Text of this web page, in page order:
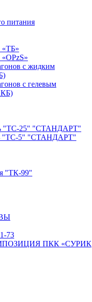
питания
«ТБ»
с жидким
с гелевым
"ТС-25" "СТАНДАРТ"
"ТС-5" "СТАНДАРТ"
"ТК-99"
73
ПКК «СУРИК